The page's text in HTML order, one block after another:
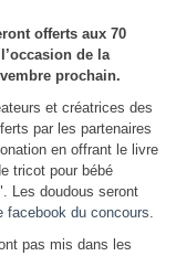
offerts aux 70
de la
prochain.
et créatrices des
par les partenaires
en offrant le livre
tricot pour bébé
Les doudous seront
facebook du concours.
pas mis dans les